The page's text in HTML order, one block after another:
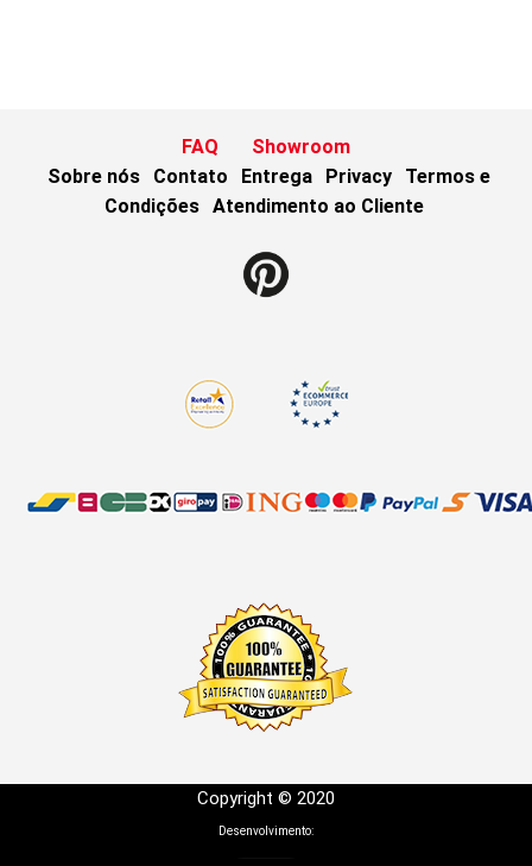
FAQ
Showroom
Sobre nós
Contato Entrega Privacy
Termos e
Condições
Atendimento ao Cliente
Copyright © 2020
Desenvolvimento: